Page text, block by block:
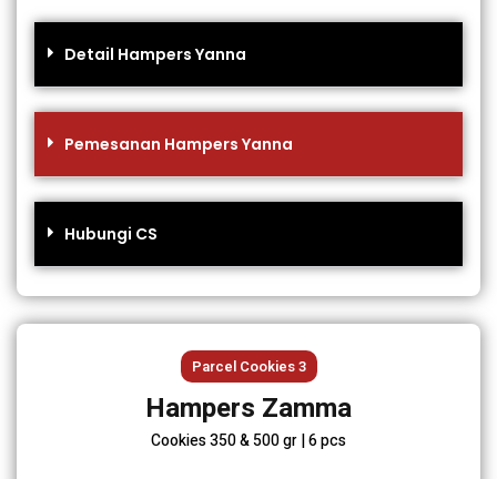
Detail Hampers Yanna
Pemesanan Hampers Yanna
Hubungi CS
Parcel Cookies 3
Hampers Zamma
Cookies 350 & 500 gr | 6 pcs